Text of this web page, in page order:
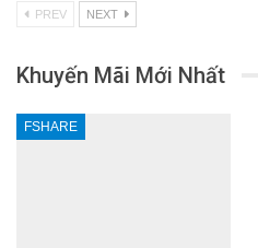
PREV NEXT
Khuyến Mãi Mới Nhất
FSHARE